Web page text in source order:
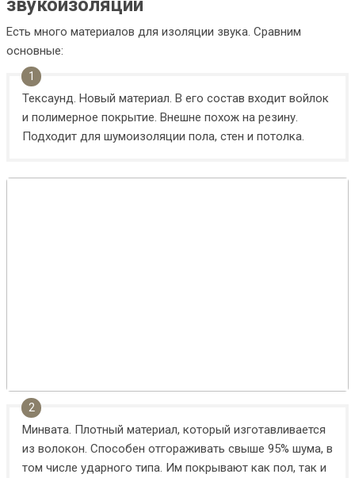
звукоизоляции
Есть много материалов для изоляции звука. Сравним
основные:
Тексаунд. Новый материал. В его состав входит войлок
и полимерное покрытие. Внешне похож на резину.
Подходит для шумоизоляции пола, стен и потолка.
Минвата. Плотный материал, который изготавливается
из волокон. Способен отгораживать свыше 95% шума, в
том числе ударного типа. Им покрывают как пол, так и